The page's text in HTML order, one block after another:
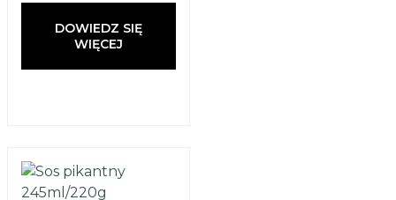
DOWIEDZ SIĘ
WIĘCEJ